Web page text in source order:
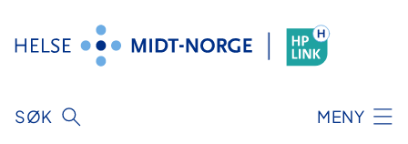
innhold
SØK MENY